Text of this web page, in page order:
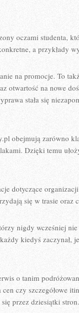
oczami studenta,
a przykłady
na promocje. To
otwartość na nowe
stała się
obejmują zarówno
Dzięki temu
dotyczące
się w trasie oraz
nigdy wcześniej
kiedyś zaczynał,
o tanim
czy szczegółowe
przez dziesiątki stron.